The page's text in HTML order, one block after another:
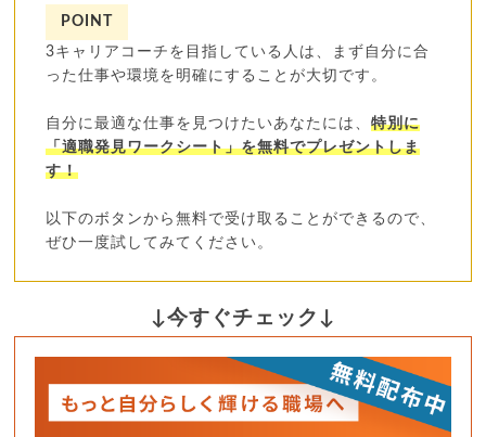
POINT
3キャリアコーチを目指している人は、まず自分に合
った仕事や環境を明確にすることが大切です。
自分に最適な仕事を見つけたいあなたには、 特別に
「適職発見ワークシート」を無料でプレゼントしま
す！
以下のボタンから無料で受け取ることができるので、
ぜひ一度試してみてください。
↓今すぐチェック↓